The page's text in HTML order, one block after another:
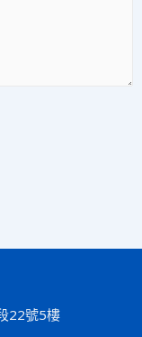
22號5樓